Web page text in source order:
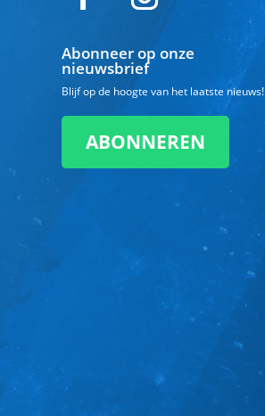
Abonneer op onze
nieuwsbrief
Blijf op de hoogte van het laatste nieuws!
ABONNEREN